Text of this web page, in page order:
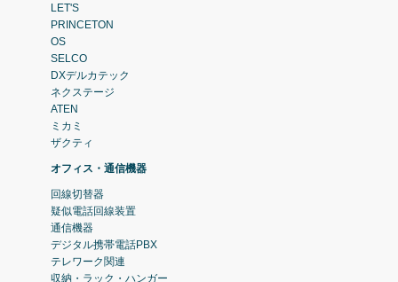
LET'S
PRINCETON
OS
SELCO
DXデルカテック
ネクステージ
ATEN
ミカミ
ザクティ
オフィス・通信機器
回線切替器
疑似電話回線装置
通信機器
デジタル携帯電話PBX
テレワーク関連
収納・ラック・ハンガー